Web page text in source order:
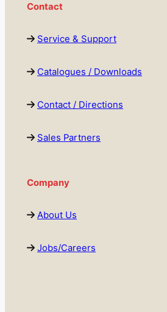
Contact
Service & Support
Catalogues / Downloads
Contact / Directions
Sales Partners
Company
About Us
Jobs/Careers